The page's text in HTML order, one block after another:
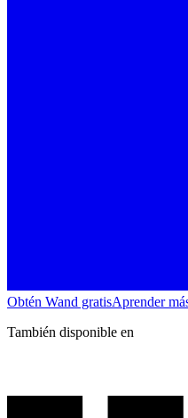
Obtén Wand gratisAprender
También disponible en